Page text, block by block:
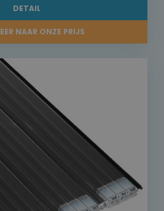
DETAIL
NAAR ONZE PRIJS